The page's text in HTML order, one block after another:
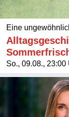
Eine
So., 09.08., 23:00